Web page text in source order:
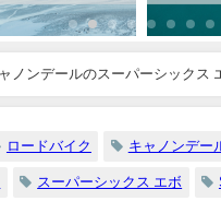
ノンデールのスーパーシックス
ロードバイク キャノンデー
スーパーシックス エボ